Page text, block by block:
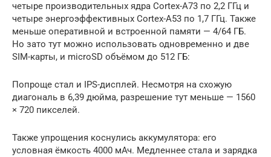
четыре производительных ядра Cortex-A73 по 2,2 ГГц и
четыре энергоэффективных Cortex-A53 по 1,7 ГГц. Также
меньше оперативной и встроенной памяти — 4/64 ГБ.
Но зато тут можно использовать одновременно и две
SIM-карты, и microSD объёмом до 512 ГБ:
Попроще стал и IPS-дисплей. Несмотря на схожую
диагональ в 6,39 дюйма, разрешение тут меньше — 1560
× 720 пикселей.
Также упрощения коснулись аккумулятора: его
условная ёмкость 4000 мАч. Медленнее стала и зарядка